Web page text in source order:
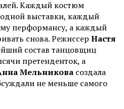
Каждый костюм
выставки, каждый
перформансу, а каждый
снова. Режиссер Настя
состав танцовщиц
претенденток, а
Мельникова создала
не меньше самого